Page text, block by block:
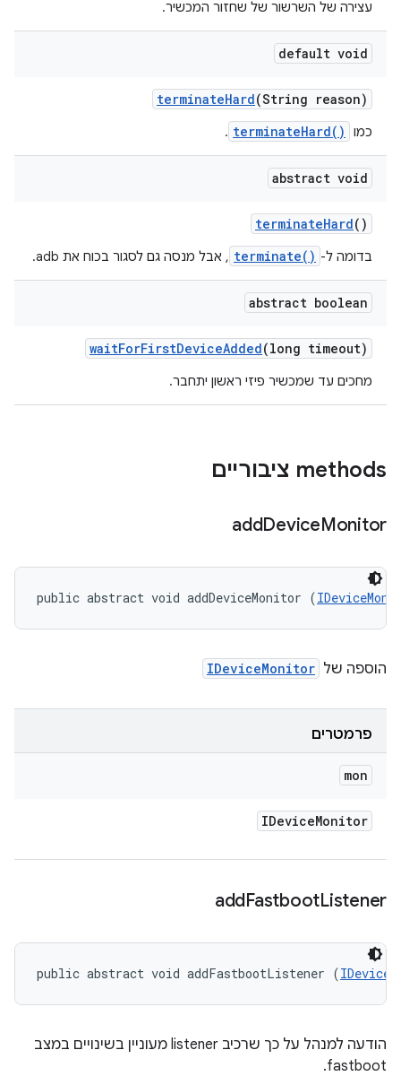
עצירה של השרשור של שחזור המכשיר.
default void
terminateHard(String reason)
כמו terminateHard()
.
abstract void
terminateHard()
בדומה ל- terminate() , אבל מנסה גם לסגור בכוח את adb.
abstract boolean
waitForFirstDeviceAdded(long timeout)
מחכים עד שמכשיר פיזי ראשון יתחבר.
‫methods ציבוריים
addDeviceMonitor
public abstract void addDeviceMonitor (
הוספה של IDeviceMonitor
פרמטרים
mon
IDeviceMonitor
addFastbootListener
public abstract void addFastbootListener (
הודעה למנהל על כך שרכיב listener מעוניין בשינויים במצב
fastboot.